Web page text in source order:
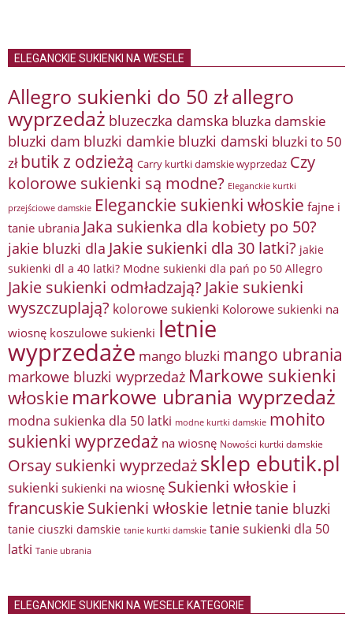
ELEGANCKIE SUKIENKI NA WESELE
Allegro sukienki do 50 złallegro
wyprzedaż bluzeczka damska bluzka damskie
bluzki dam bluzki damkie bluzki damski bluzki to 50
zł butik z odzieżą Carry kurtki damskie wyprzedaż Czy
kolorowe sukienki są modne? Eleganckie kurtki
przejściowe damskie Eleganckie sukienki włoskie fajne i
tanie ubrania Jaka sukienka dla kobiety po 50?
jakie bluzki dla Jakie sukienki dla 30 latki? jakie
sukienki dl a 40 latki? Modne sukienki dla pań po 50 Allegro
Jakie sukienki odmładzają? Jakie sukienki
wyszczuplają? kolorowe sukienki Kolorowe sukienki na
wiosnę koszulowe sukienki letnie
wyprzedaże mango bluzki mango ubrania
markowe bluzki wyprzedaż Markowe sukienki
włoskie markowe ubrania wyprzedaż
modna sukienka dla 50 latki modne kurtki damskie mohito
sukienki wyprzedaż na wiosnę Nowości kurtki damskie
Orsay sukienki wyprzedażsklep ebutik.pl
sukienki sukienki na wiosnę Sukienki włoskie i
francuskieSukienki włoskie letnietanie bluzki
tanie ciuszki damskie tanie kurtki damskie tanie sukienki dla 50
latki Tanie ubrania
ELEGANCKIE SUKIENKI NA WESELE KATEGORIE